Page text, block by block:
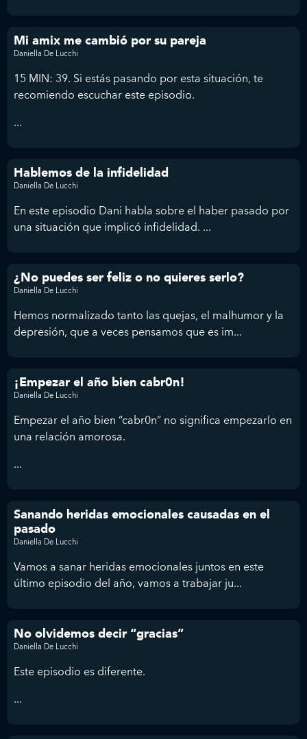
Mi amix me cambió por su pareja
Daniella De Lucchi
15 MIN: 39. Si estás pasando por esta situación, te
recomiendo escuchar este episodio.
...
Hablemos de la infidelidad
Daniella De Lucchi
En este episodio Dani habla sobre el haber pasado por
una situación que implicó infidelidad. ...
¿No puedes ser feliz o no quieres serlo?
Daniella De Lucchi
Hemos normalizado tanto las quejas, el malhumor y la
depresión, que a veces pensamos que es im...
¡Empezar el año bien cabr0n!
Daniella De Lucchi
Empezar el año bien “cabr0n” no significa empezarlo en
una relación amorosa.
...
Sanando heridas emocionales causadas en el
pasado
Daniella De Lucchi
Vamos a sanar heridas emocionales juntos en este
último episodio del año, vamos a trabajar ju...
No olvidemos decir “gracias”
Daniella De Lucchi
Este episodio es diferente.
...